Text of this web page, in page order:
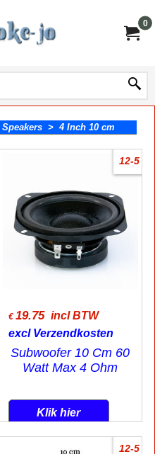
0
Speakers > 4 Inch 10 cm
12-5
€ 19.75 incl BTW
excl Verzendkosten
Subwoofer 10 Cm 60
Watt Max 4 Ohm
Klik hier
12-5